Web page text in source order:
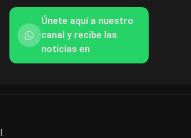
Únete aquí a nuestro
canal y recibe las
noticias en